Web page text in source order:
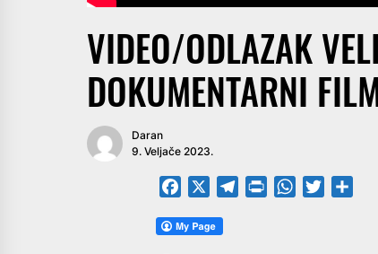
VIDEO/ODLAZAK
DOKUMENTARNI
Daran
9. Veljače 2023.
FacebookTelegramPrintFriendly
WhatsApp
Twitter